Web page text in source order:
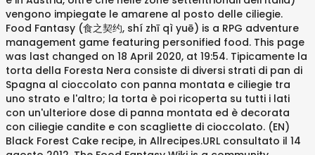
vengono impiegate le amarene al posto delle ciliegie.
Food Fantasy (食之契约, shí zhī qì yuē) is a RPG adventure
management game featuring personified food. This page
was last changed on 18 April 2020, at 19:54. Tipicamente la
torta della Foresta Nera consiste di diversi strati di pan di
Spagna al cioccolato con panna montata e ciliegie tra
uno strato e l'altro; la torta è poi ricoperta su tutti i lati
con un'ulteriore dose di panna montata ed è decorata
con ciliegie candite e con scagliette di cioccolato. (EN)
Black Forest Cake recipe, in Allrecipes.URL consultato il 14